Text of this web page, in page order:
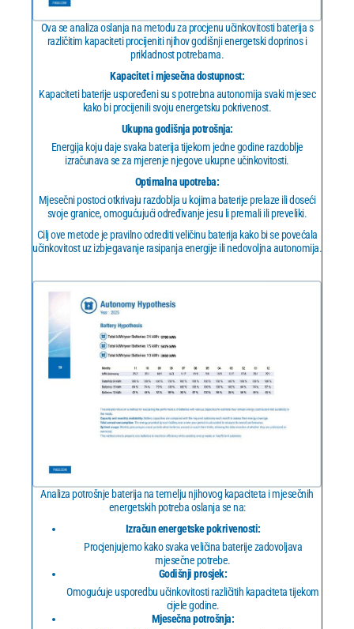
Ova se analiza oslanja na metodu za procjenu učinkovitosti baterija s
različitim kapaciteti procijeniti njihov godišnji energetski doprinos i
prikladnost potrebama.
Kapacitet i mjesečna dostupnost:
Kapaciteti baterije uspoređeni su s potrebna autonomija svaki mjesec
kako bi procijenili svoju energetsku pokrivenost.
Ukupna godišnja potrošnja:
Energija koju daje svaka baterija tijekom jedne godine razdoblje
izračunava se za mjerenje njegove ukupne učinkovitosti.
Optimalna upotreba:
Mjesečni postoci otkrivaju razdoblja u kojima baterije prelaze ili doseći
svoje granice, omogućujući određivanje jesu li premali ili preveliki.
Cilj ove metode je pravilno odrediti veličinu baterija kako bi se povećala
učinkovitost uz izbjegavanje rasipanja energije ili nedovoljna autonomija.
Analiza potrošnje baterija na temelju njihovog kapaciteta i mjesečnih
energetskih potreba oslanja se na:
Izračun energetske pokrivenosti:
Procjenjujemo kako svaka veličina baterije zadovoljava
mjesečne potrebe.
Godišnji prosjek:
Omogućuje usporedbu učinkovitosti različitih kapaciteta tijekom
cijele godine.
Mjesečna potrošnja: